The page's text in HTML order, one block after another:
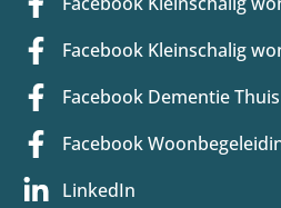
Facebook Kleinschalig
Facebook Dementie
Facebook
LinkedIn